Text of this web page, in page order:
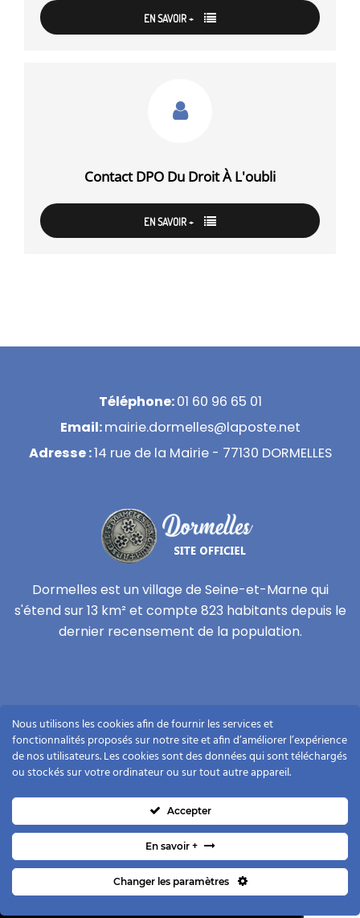
EN SAVOIR +
Contact DPO Du Droit À L'oubli
EN SAVOIR +
Téléphone:01 60 96 65 01
Email:mairie.dormelles@laposte.net
Adresse :14 rue de la Mairie - 77130 DORMELLES
Dormelles est un village de Seine-et-Marne qui
s'étend sur 13 km² et compte 823 habitants depuis le
dernier recensement de la population.
Mentions légales
Plan du site
Contact
Copyright ©2021Dormelles. Tous droits réservés.
Nous utilisons les cookies afin de fournir les services et
fonctionnalités proposés sur notre site et afin d’améliorer l’expérience
de nos utilisateurs. Les cookies sont des données qui sont téléchargés
ou stockés sur votre ordinateur ou sur tout autre appareil.
Accepter
En savoir +
Changer les paramètres